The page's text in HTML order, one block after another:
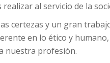
al servicio de la
certezas y un gran
en lo ético y
nuestra profesión.